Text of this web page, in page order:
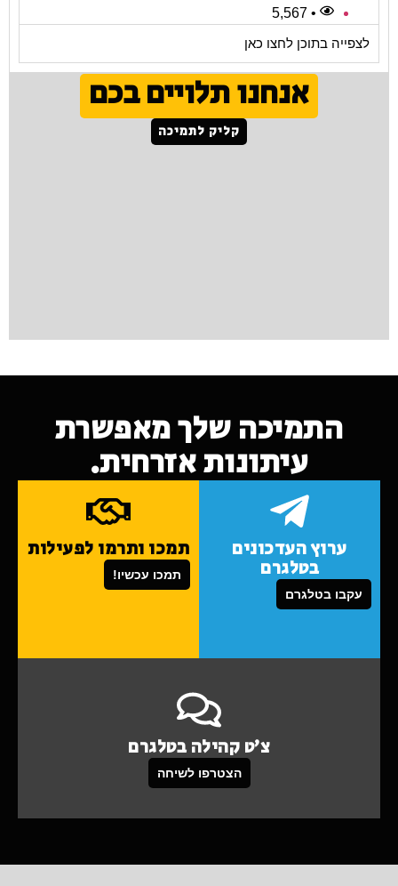
• 5,567
לצפייה בתוכן לחצו כאן
אנחנו תלויים בכם
קליק לתמיכה
התמיכה שלך מאפשרת
עיתונות אזרחית.
ערוץ העדכונים
בטלגרם
עקבו בטלגרם
תמכו ותרמו לפעילות
תמכו עכשיו!
צ'ט קהילה בטלגרם
הצטרפו לשיחה